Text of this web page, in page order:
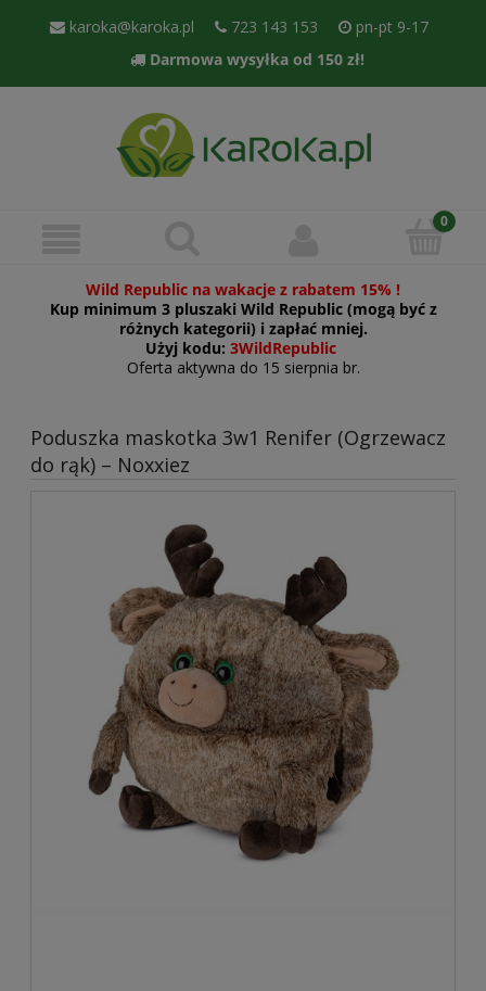
karoka@karoka.pl 723 143 153
pn-pt 9-17
Darmowa wysyłka od 150 zł!
Wild Republic na wakacje z rabatem 15% !
Kup minimum 3 pluszaki Wild Republic (mogą być z
różnych kategorii) i zapłać mniej.
Użyj kodu: 3WildRepublic
Oferta aktywna do 15 sierpnia br.
Poduszka maskotka 3w1 Renifer (Ogrzewacz
do rąk) – Noxxiez